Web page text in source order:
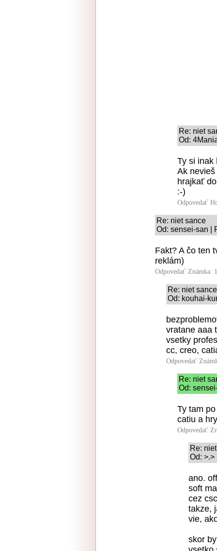
Re: niet
Od:
Ty si inak
Ak
hrajkať
:-)
Odpovedať
Re: niet sance
Od: sensei-san |
Fakt? A čo ten
reklám)
Odpovedať Známka:
Re: niet sance
Od: kouhai-
vratane aaa
vsetky
cc, creo,
Odpovedať
Re: niet
Od:
Ty tam
catiu a
Odpovedať
Re:
Od:
ano.
soft
cez
takze,
vie,
skor